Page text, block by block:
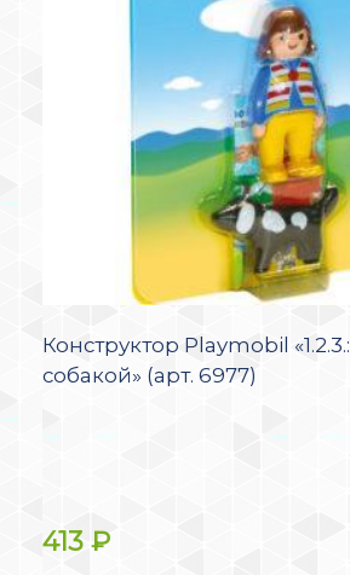
Конструктор Playmobil
собакой» (арт. 6977)
413 ₽